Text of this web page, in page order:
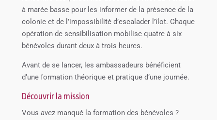
à marée basse pour les informer de la présence de la
colonie et de l’impossibilité d’escalader l’îlot. Chaque
opération de sensibilisation mobilise quatre à six
bénévoles durant deux à trois heures.
Avant de se lancer, les ambassadeurs bénéficient
d’une formation théorique et pratique d’une journée.
Découvrir la mission
Vous avez manqué la formation des bénévoles ?